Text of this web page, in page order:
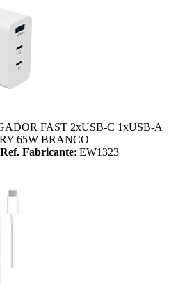
FAST 2xUSB-C 1xUSB-A
65W BRANCO
Ref. Fabricante: EW1323